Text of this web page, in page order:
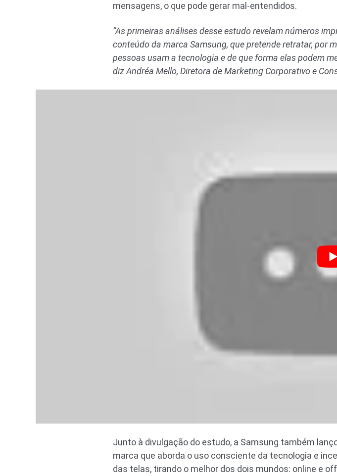
mensagens, o que pode gerar mal-entendidos.
“As primeiras análises desse estudo revelam números
conteúdo da marca Samsung, que pretende retratar, por
pessoas usam a tecnologia e de que forma elas podem
diz Andréa Mello, Diretora de Marketing Corporativo e
Junto à divulgação do estudo, a Samsung também
marca que aborda o uso consciente da tecnologia e
das telas, tirando o melhor dos dois mundos: online e